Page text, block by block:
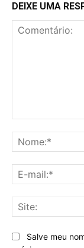
DEIXE UMA
Salve meu